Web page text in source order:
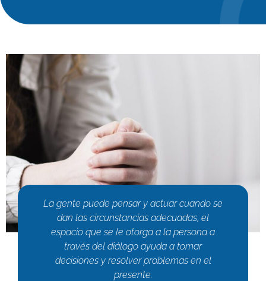
La gente puede pensar y actuar cuando se
dan las circunstancias adecuadas, el
espacio que se le otorga a la persona a
través del diálogo ayuda a tomar
decisiones y resolver problemas en el
presente.